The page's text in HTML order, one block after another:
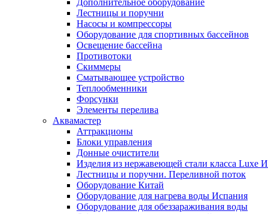
Дополнительное оборудование
Лестницы и поручни
Насосы и компрессоры
Оборудование для спортивных бассейнов
Освещение бассейна
Противотоки
Скиммеры
Сматывающее устройство
Теплообменники
Форсунки
Элементы перелива
Аквамастер
Аттракционы
Блоки управления
Донные очистители
Изделия из нержавеющей стали класса Luxe
Лестницы и поручни. Переливной поток
Оборудование Китай
Оборудование для нагрева воды Испания
Оборудование для обеззараживания воды